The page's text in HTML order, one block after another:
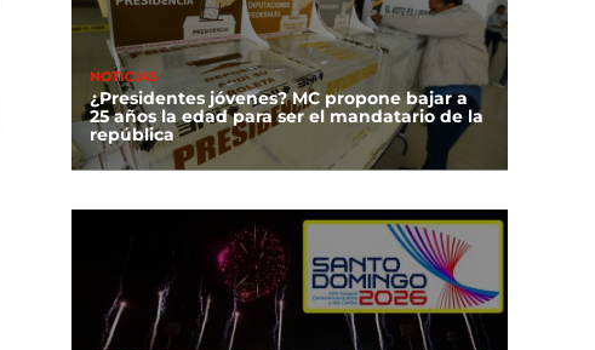
NOTICIAS
¿Presidentes jóvenes? MC propone bajar a
25 años la edad para ser el mandatario de la
república